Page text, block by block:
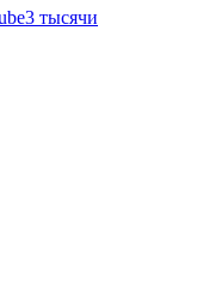
3 тысячи